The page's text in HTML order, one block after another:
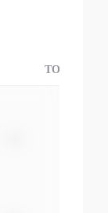
TOP3交易国